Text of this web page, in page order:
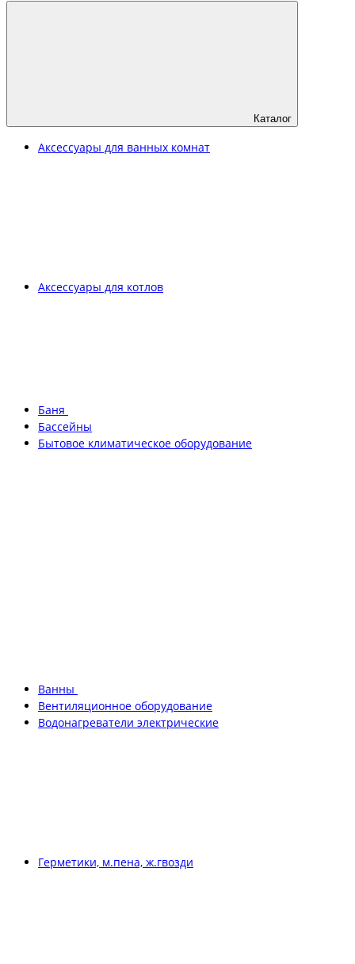
Каталог
Аксессуары для ванных комнат
Аксессуары для котлов
Баня
Бассейны
Бытовое климатическое оборудование
Ванны
Вентиляционное оборудование
Водонагреватели электрические
Герметики, м.пена, ж.гвозди